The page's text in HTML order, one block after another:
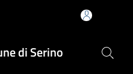
di Serino